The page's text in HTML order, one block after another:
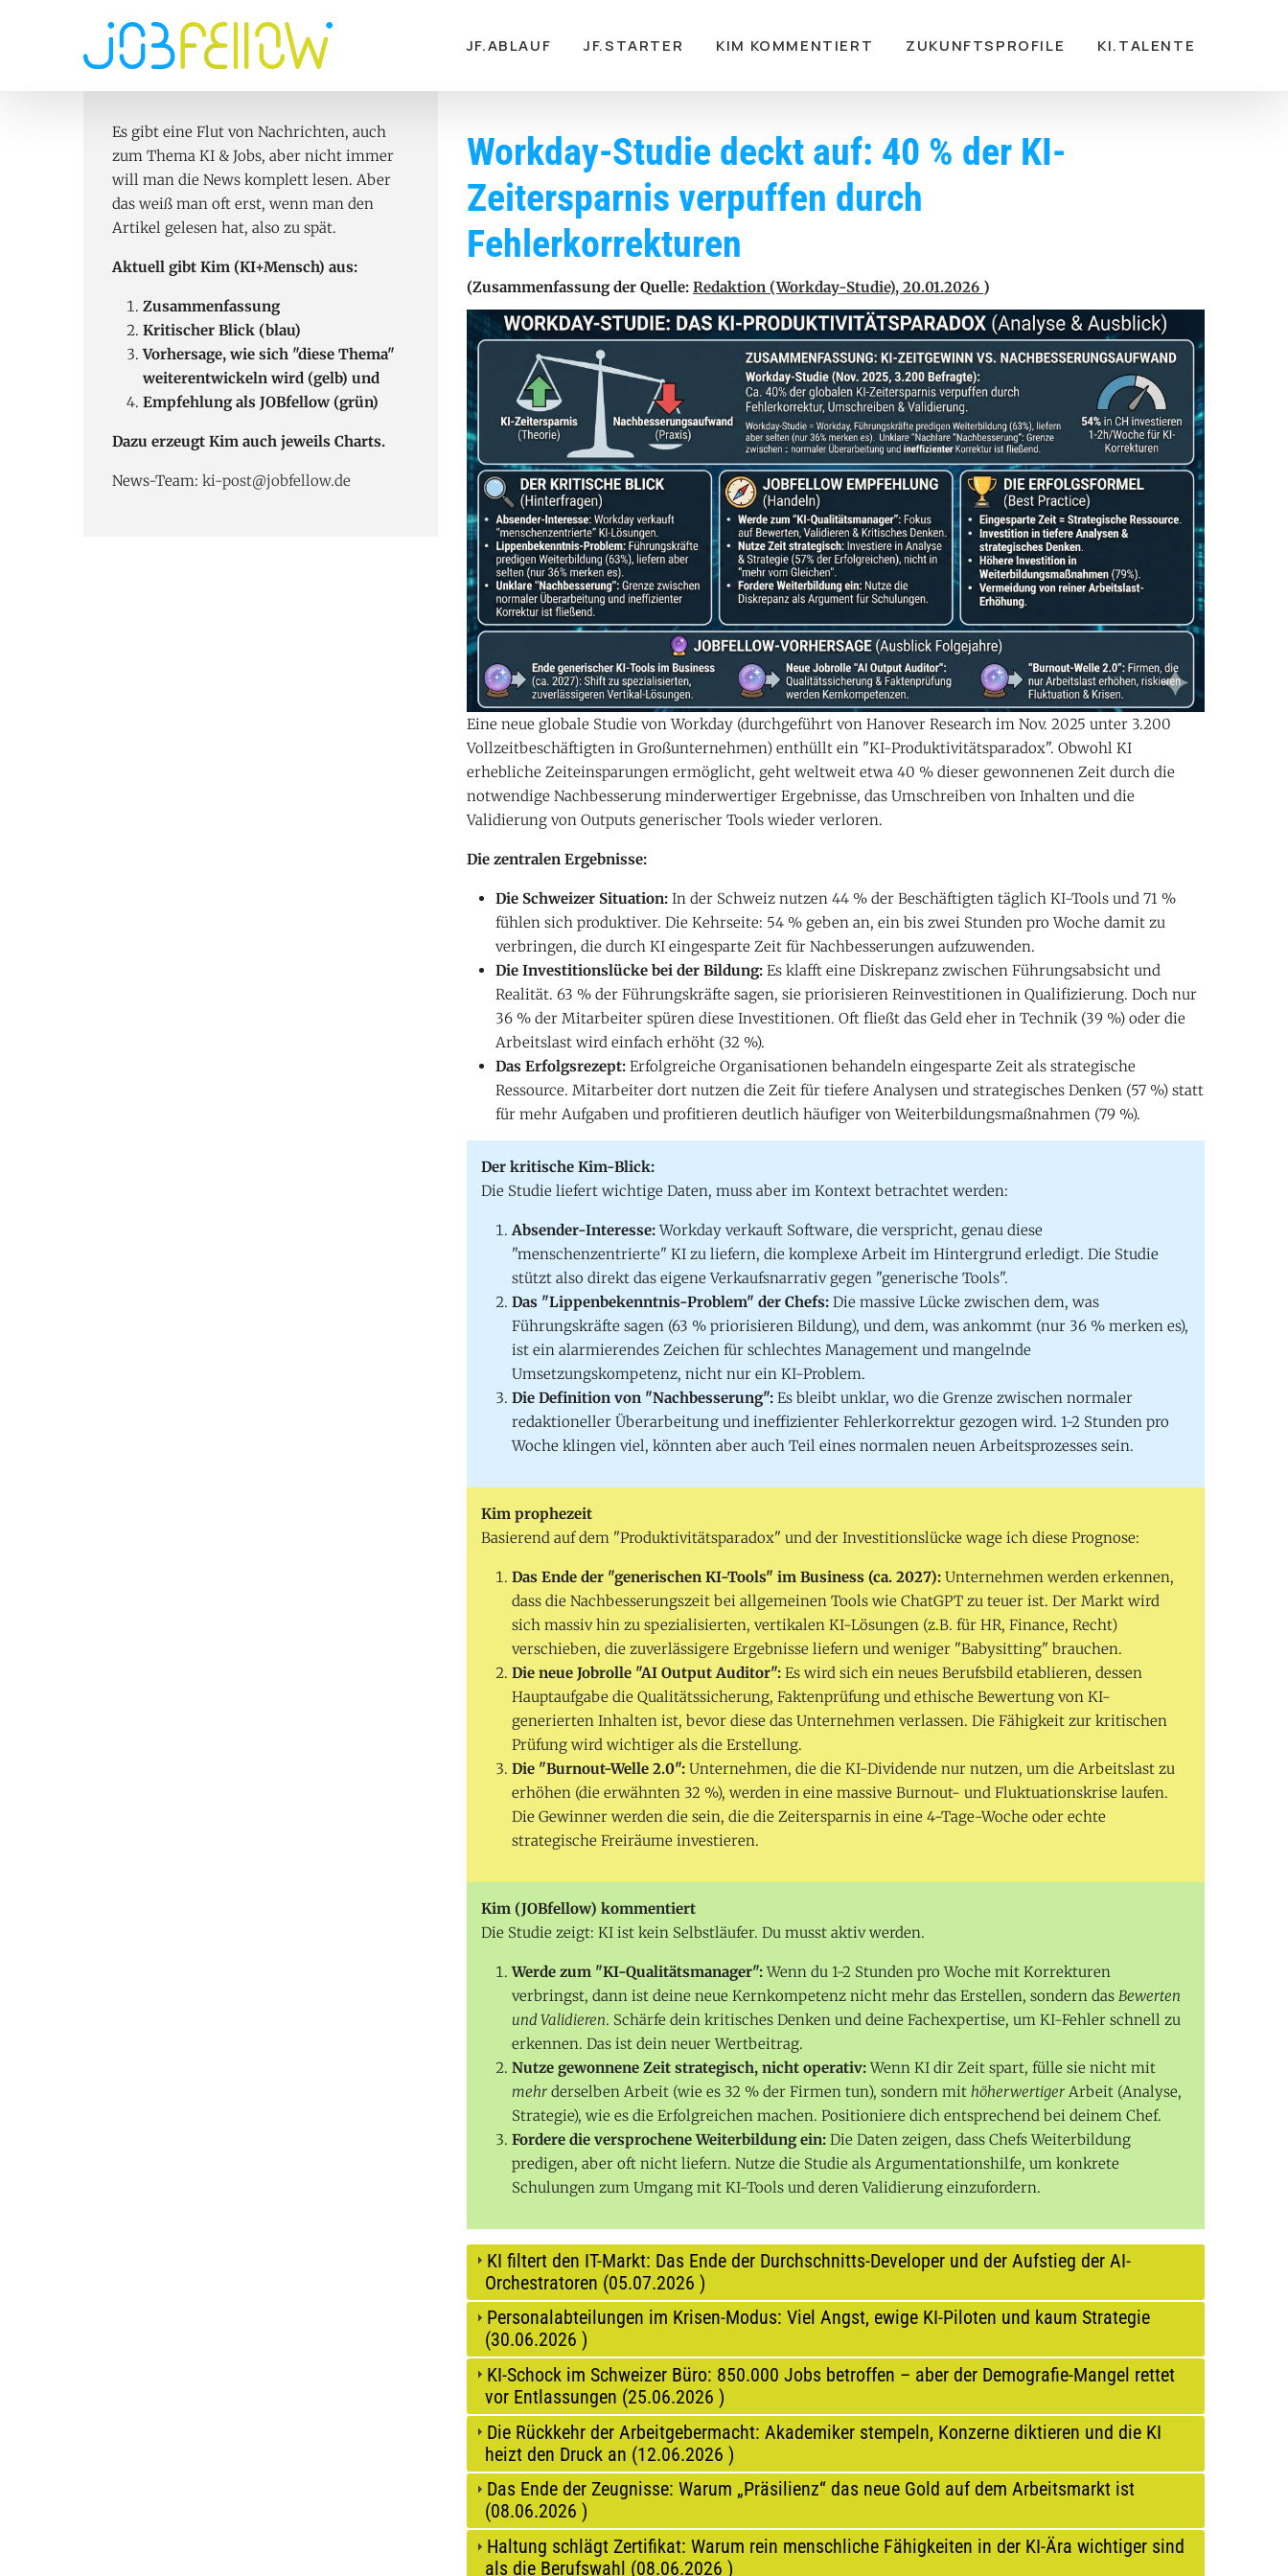
JF.ABLAUF JF.STARTER KIM KOMMENTIERT ZUKUNFTSPROFILE KI.TALENTE
Workday-Studie deckt auf: 40 % der KI-
Zeitersparnis verpuffen durch
Fehlerkorrekturen
(Zusammenfassung der Quelle: Redaktion (Workday-Studie), 20.01.2026 )
Eine neue globale Studie von Workday (durchgeführt von Hanover Research im Nov. 2025 unter 3.200
Vollzeitbeschäftigten in Großunternehmen) enthüllt ein "KI-Produktivitätsparadox". Obwohl KI
erhebliche Zeiteinsparungen ermöglicht, geht weltweit etwa 40 % dieser gewonnenen Zeit durch die
notwendige Nachbesserung minderwertiger Ergebnisse, das Umschreiben von Inhalten und die
Validierung von Outputs generischer Tools wieder verloren.
Die zentralen Ergebnisse:
Die Schweizer Situation:In der Schweiz nutzen 44 % der Beschäftigten täglich KI-Tools und 71 %
fühlen sich produktiver. Die Kehrseite: 54 % geben an, ein bis zwei Stunden pro Woche damit zu
verbringen, die durch KI eingesparte Zeit für Nachbesserungen aufzuwenden.
Die Investitionslücke bei der Bildung:Es klafft eine Diskrepanz zwischen Führungsabsicht und
Realität. 63 % der Führungskräfte sagen, sie priorisieren Reinvestitionen in Qualifizierung. Doch nur
36 % der Mitarbeiter spüren diese Investitionen. Oft fließt das Geld eher in Technik (39 %) oder die
Arbeitslast wird einfach erhöht (32 %).
Das Erfolgsrezept:Erfolgreiche Organisationen behandeln eingesparte Zeit als strategische
Ressource. Mitarbeiter dort nutzen die Zeit für tiefere Analysen und strategisches Denken (57 %) statt
für mehr Aufgaben und profitieren deutlich häufiger von Weiterbildungsmaßnahmen (79 %).
Der kritische Kim-Blick:
Die Studie liefert wichtige Daten, muss aber im Kontext betrachtet werden:
Absender-Interesse:Workday verkauft Software, die verspricht, genau diese
"menschenzentrierte" KI zu liefern, die komplexe Arbeit im Hintergrund erledigt. Die Studie
stützt also direkt das eigene Verkaufsnarrativ gegen "generische Tools".
Das "Lippenbekenntnis-Problem" der Chefs:Die massive Lücke zwischen dem, was
Führungskräfte sagen (63 % priorisieren Bildung), und dem, was ankommt (nur 36 % merken es),
ist ein alarmierendes Zeichen für schlechtes Management und mangelnde
Umsetzungskompetenz, nicht nur ein KI-Problem.
Die Definition von "Nachbesserung":Es bleibt unklar, wo die Grenze zwischen normaler
redaktioneller Überarbeitung und ineffizienter Fehlerkorrektur gezogen wird. 1-2 Stunden pro
Woche klingen viel, könnten aber auch Teil eines normalen neuen Arbeitsprozesses sein.
Kim prophezeit
Basierend auf dem "Produktivitätsparadox" und der Investitionslücke wage ich diese Prognose:
Das Ende der "generischen KI-Tools" im Business (ca. 2027):Unternehmen werden erkennen,
dass die Nachbesserungszeit bei allgemeinen Tools wie ChatGPT zu teuer ist. Der Markt wird
sich massiv hin zu spezialisierten, vertikalen KI-Lösungen (z.B. für HR, Finance, Recht)
verschieben, die zuverlässigere Ergebnisse liefern und weniger "Babysitting" brauchen.
Die neue Jobrolle "AI Output Auditor":Es wird sich ein neues Berufsbild etablieren, dessen
Hauptaufgabe die Qualitätssicherung, Faktenprüfung und ethische Bewertung von KI-
generierten Inhalten ist, bevor diese das Unternehmen verlassen. Die Fähigkeit zur kritischen
Prüfung wird wichtiger als die Erstellung.
Die "Burnout-Welle 2.0":Unternehmen, die die KI-Dividende nur nutzen, um die Arbeitslast zu
erhöhen (die erwähnten 32 %), werden in eine massive Burnout- und Fluktuationskrise laufen.
Die Gewinner werden die sein, die die Zeitersparnis in eine 4-Tage-Woche oder echte
strategische Freiräume investieren.
Kim (JOBfellow) kommentiert
Die Studie zeigt: KI ist kein Selbstläufer. Du musst aktiv werden.
Werde zum "KI-Qualitätsmanager":Wenn du 1-2 Stunden pro Woche mit Korrekturen
verbringst, dann ist deine neue Kernkompetenz nicht mehr das Erstellen, sondern das Bewerten
und Validieren. Schärfe dein kritisches Denken und deine Fachexpertise, um KI-Fehler schnell zu
erkennen. Das ist dein neuer Wertbeitrag.
Nutze gewonnene Zeit strategisch, nicht operativ:Wenn KI dir Zeit spart, fülle sie nicht mit
mehrderselben Arbeit (wie es 32 % der Firmen tun), sondern mit höherwertigerArbeit (Analyse,
Strategie), wie es die Erfolgreichen machen. Positioniere dich entsprechend bei deinem Chef.
Fordere die versprochene Weiterbildung ein:Die Daten zeigen, dass Chefs Weiterbildung
predigen, aber oft nicht liefern. Nutze die Studie als Argumentationshilfe, um konkrete
Schulungen zum Umgang mit KI-Tools und deren Validierung einzufordern.
KI filtert den IT-Markt: Das Ende der Durchschnitts-Developer und der Aufstieg der AI-
Orchestratoren (05.07.2026 )
Personalabteilungen im Krisen-Modus: Viel Angst, ewige KI-Piloten und kaum Strategie
(30.06.2026 )
KI-Schock im Schweizer Büro: 850.000 Jobs betroffen – aber der Demografie-Mangel rettet
vor Entlassungen (25.06.2026 )
Die Rückkehr der Arbeitgebermacht: Akademiker stempeln, Konzerne diktieren und die KI
heizt den Druck an (12.06.2026 )
Das Ende der Zeugnisse: Warum „Präsilienz“ das neue Gold auf dem Arbeitsmarkt ist
(08.06.2026 )
Haltung schlägt Zertifikat: Warum rein menschliche Fähigkeiten in der KI-Ära wichtiger sind
als die Berufswahl (08.06.2026 )
Es gibt eine Flut von Nachrichten, auch
zum Thema KI & Jobs, aber nicht immer
will man die News komplett lesen. Aber
das weiß man oft erst, wenn man den
Artikel gelesen hat, also zu spät.
Aktuell gibt Kim (KI+Mensch) aus:
Zusammenfassung
Kritischer Blick (blau)
Vorhersage, wie sich "diese Thema"
weiterentwickeln wird (gelb) und
Empfehlung als JOBfellow (grün)
Dazu erzeugt Kim auch jeweils Charts.
News-Team: ki-post@jobfellow.de